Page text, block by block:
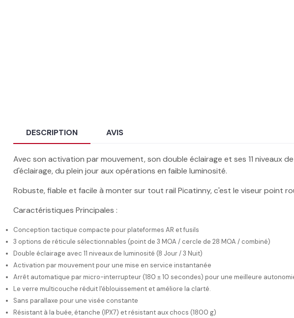
DESCRIPTION AVIS
Avec son activation par mouvement, son double éclairage et ses 11 niveaux
d'éclairage, du plein jour aux opérations en faible luminosité.
Robuste, fiable et facile à monter sur tout rail Picatinny, c'est le viseur point
Caractéristiques Principales :
Conception tactique compacte pour plateformes AR et fusils
3 options de réticule sélectionnables (point de 3 MOA / cercle de 28 MOA / combiné)
Double éclairage avec 11 niveaux de luminosité (8 Jour / 3 Nuit)
Activation par mouvement pour une mise en service instantanée
Arrêt automatique par micro-interrupteur (180 ± 10 secondes) pour une meilleure
Le verre multicouche réduit l'éblouissement et améliore la clarté.
Sans parallaxe pour une visée constante
Résistant à la buée, étanche (IPX7) et résistant aux chocs (1800 g)